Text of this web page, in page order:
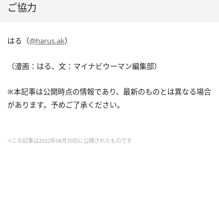
ご協力
はる（@harus.ak）
（漫画：はる、文：マイナビウーマン編集部）
※本記事は公開時点の情報であり、最新のものとは異なる場合
があります。予めご了承ください。
※この記事は2022年08月29日に公開されたものです